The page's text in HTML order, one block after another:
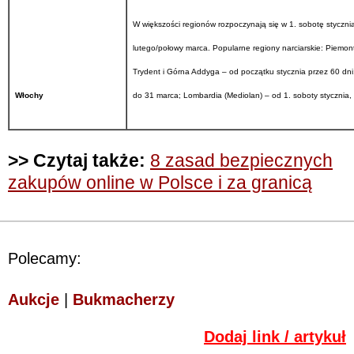
Włochy
W większości regionów rozpoczynają się w 1. sobotę
lutego/połowy marca. Popularne regiony narciarskie:
Trydent i Górna Addyga – od początku stycznia przez 60
do 31 marca; Lombardia (Mediolan) – od 1. soboty
>> Czytaj także: 8 zasad bezpiecznych
zakupów online w Polsce i za granicą
Polecamy:
Aukcje | Bukmacherzy
Dodaj link / artykuł